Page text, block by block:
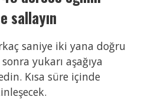
sallayın
saniye iki yana doğru
yukarı aşağıya
Kısa süre içinde